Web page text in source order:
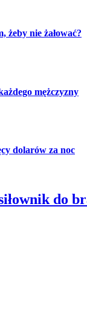
żeby nie żałować?
mężczyzny
dolarów za noc
do